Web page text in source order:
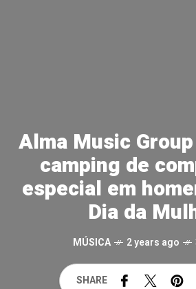
Alma Music
camping de
especial em
Dia da
MÚSICA 2 years ago
SHARE